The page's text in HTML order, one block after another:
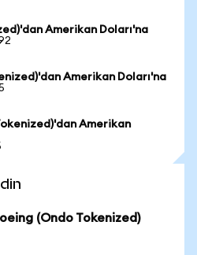
Amerikan Doları'na
Amerikan Doları'na
Amerikan
(Ondo Tokenized)